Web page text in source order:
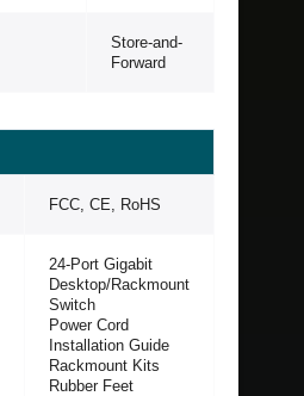
Store-and-
Forward
FCC, CE, RoHS
24-Port Gigabit
Desktop/Rackmount
Switch
Power Cord
Installation Guide
Rackmount Kits
Rubber Feet